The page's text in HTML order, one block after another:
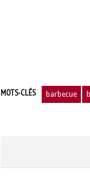
MOTS-CLÉS barbecue